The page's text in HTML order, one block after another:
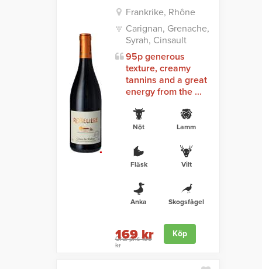
Frankrike, Rhône
Carignan, Grenache,
Syrah, Cinsault
95p generous
texture, creamy
tannins and a great
energy from the ...
Nöt Lamm
Fläsk Vilt
Anka Skogsfågel
Ord. pris 199
kr
169 kr Köp